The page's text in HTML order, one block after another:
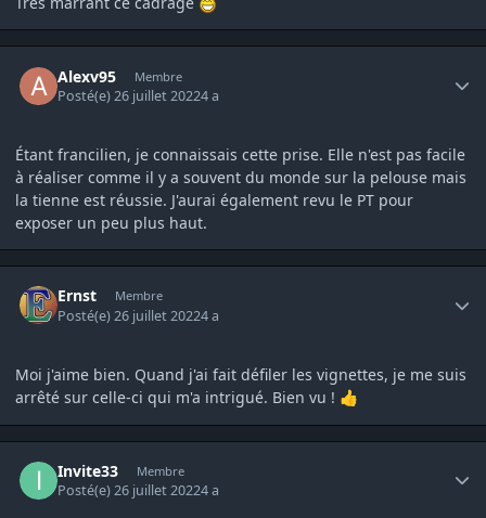
Alexv95 Membre
Posté(e)26 juillet 20224 a
Étant francilien, je connaissais cette prise. Elle n'est pas facile
à réaliser comme il y a souvent du monde sur la pelouse mais
la tienne est réussie. J'aurai également revu le PT pour
exposer un peu plus haut.
Ernst Membre
Posté(e)26 juillet 20224 a
Moi j'aime bien. Quand j'ai fait défiler les vignettes, je me suis
arrêté sur celle-ci qui m'a intrigué. Bien vu ! 👍
Invite33 Membre
Posté(e)26 juillet 20224 a